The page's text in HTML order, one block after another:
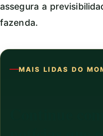
assegura a
fazenda.
MAIS LIDAS DO